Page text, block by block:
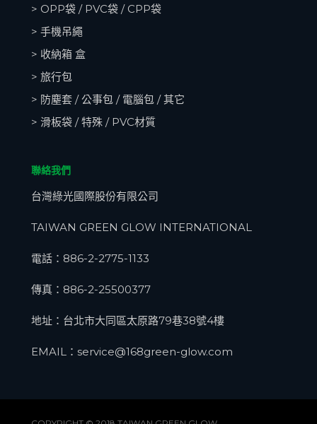
> OPP袋 / PVC袋 / CPP袋
> 手機吊繩
> 收納箱 盒
> 旅行包
> 防塵套 / 公事包 / 電腦包 / 其它
> 滑板袋 / 特殊 / PVC材質
聯絡我們
台灣綠光國際股份有限公司
TAIWAN GREEN GLOW INTERNATIONAL
電話： 886-2-2775-1133
傳真：886-2-25500377
地址：台北市大同區太原路79巷38號4樓
EMAIL：service@168green-glow.com